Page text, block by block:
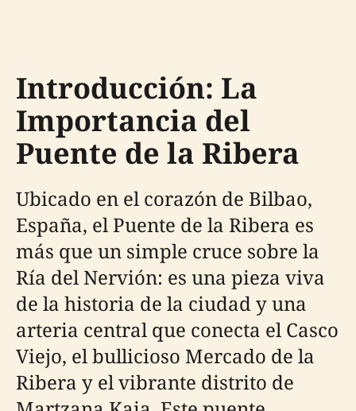
Introducción: La
Importancia del
Puente de la Ribera
Ubicado en el corazón de Bilbao,
España, el Puente de la Ribera es
más que un simple cruce sobre la
Ría del Nervión: es una pieza viva
de la historia de la ciudad y una
arteria central que conecta el Casco
Viejo, el bullicioso Mercado de la
Ribera y el vibrante distrito de